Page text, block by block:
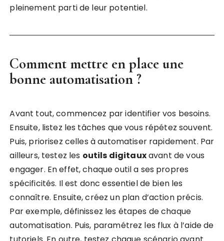
pleinement parti de leur potentiel.
Comment mettre en place une
bonne automatisation ?
Avant tout, commencez par identifier vos besoins.
Ensuite, listez les tâches que vous répétez souvent.
Puis, priorisez celles à automatiser rapidement. Par
ailleurs, testez les outils digitauxavant de vous
engager. En effet, chaque outil a ses propres
spécificités. Il est donc essentiel de bien les
connaître. Ensuite, créez un plan d’action précis.
Par exemple, définissez les étapes de chaque
automatisation. Puis, paramétrez les flux à l’aide de